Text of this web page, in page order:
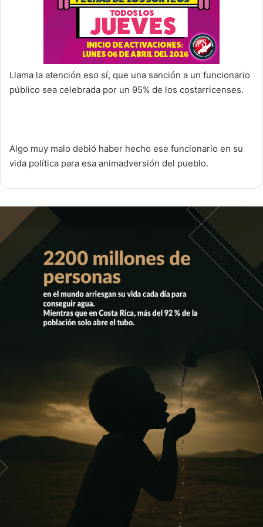
Llama la atención eso sí, que una sanción a un funcionario
público sea celebrada por un 95% de los costarricenses.
Algo muy malo debió haber hecho ese funcionario en su
vida política para esa animadversión del pueblo.